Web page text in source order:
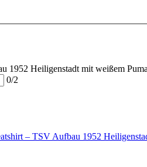
0/2
– TSV Aufbau 1952